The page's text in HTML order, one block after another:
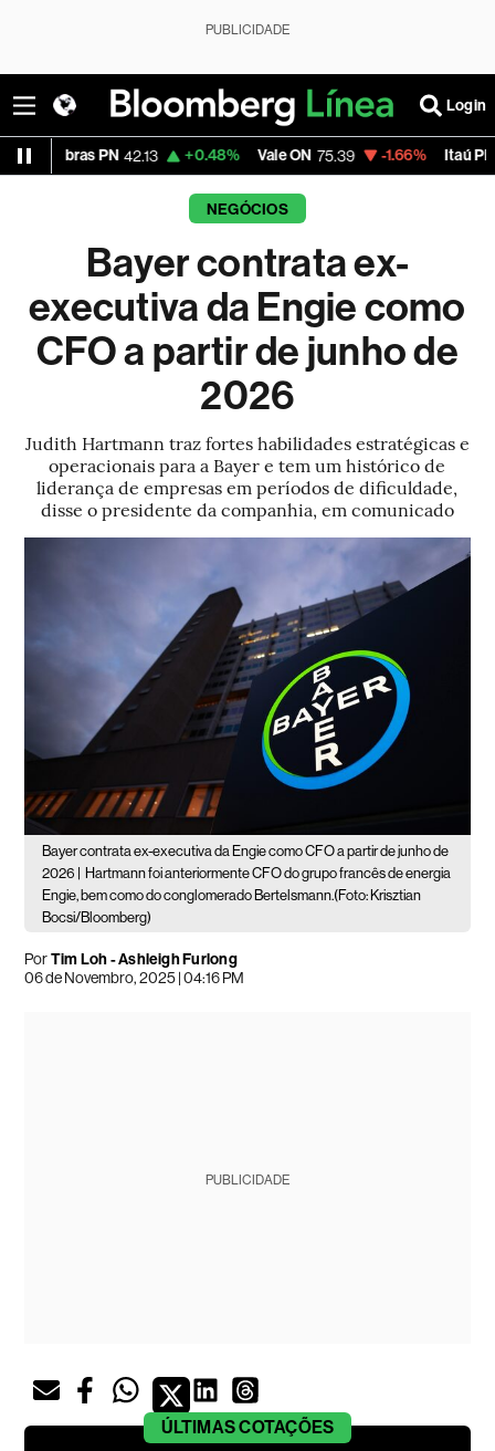
PUBLICIDADE
Login
42.13 +0.48% Vale ON 75.39 -1.66% Itaú PN 41.83
NEGÓCIOS
Bayer contrata ex-
executiva da Engie como
CFO a partir de junho de
2026
Judith Hartmann traz fortes habilidades estratégicas e
operacionais para a Bayer e tem um histórico de
liderança de empresas em períodos de dificuldade,
disse o presidente da companhia, em comunicado
Bayer contrata ex-executiva da Engie como CFO a partir de junho de
2026 |
Hartmann foi anteriormente CFO do grupo francês de energia
Engie, bem como do conglomerado Bertelsmann.(Foto: Krisztian
Bocsi/Bloomberg)
PorTim Loh - Ashleigh Furlong
06 de Novembro, 2025 | 04:16 PM
PUBLICIDADE
ÚLTIMASCOTAÇÕES